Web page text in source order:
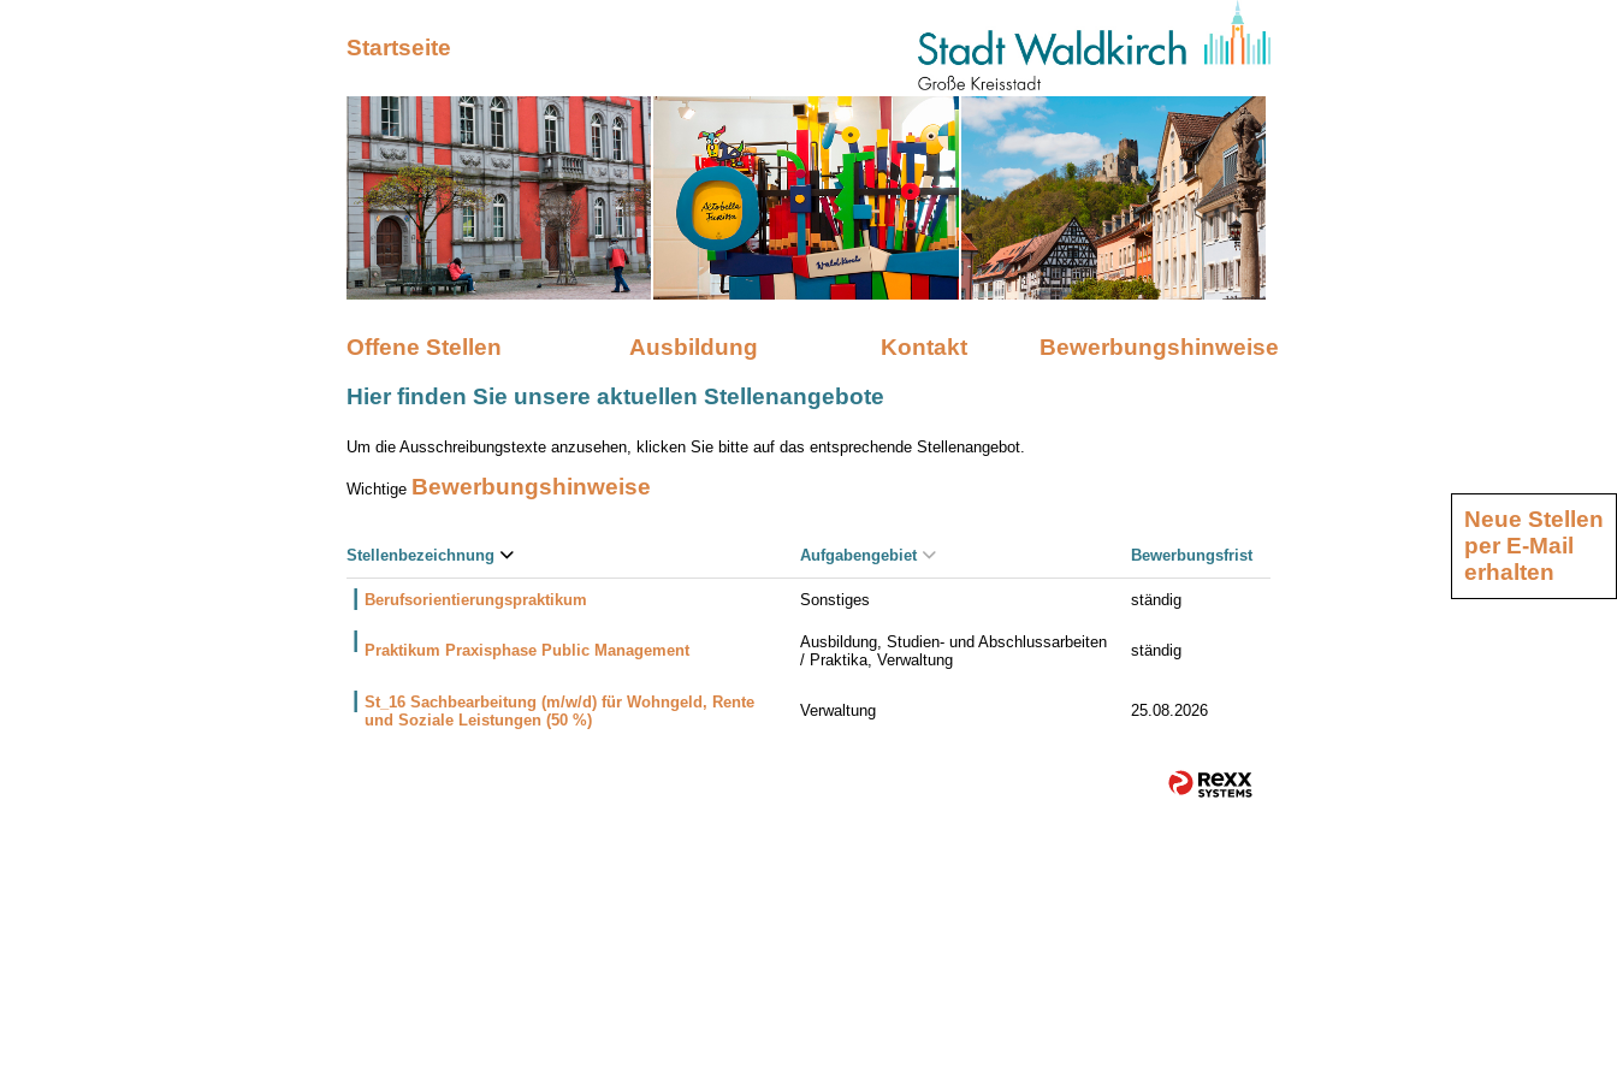
Startseite
Offene Stellen Ausbildung Kontakt
Bewerbungshinweise
Hier finden Sie unsere aktuellen Stellenangebote
Um die Ausschreibungstexte anzusehen, klicken Sie bitte auf das entsprechende Stellenangebot.
Wichtige Bewerbungshinweise
Stellenbezeichnung Aufgabengebiet Bewerbungsfrist
Berufsorientierungspraktikum Sonstiges ständig
Praktikum Praxisphase Public Management
Ausbildung, Studien- und Abschlussarbeiten
/ Praktika, Verwaltung
ständig
St_16 Sachbearbeitung (m/w/d) für Wohngeld, Rente
und Soziale Leistungen (50 %)
Verwaltung 25.08.2026
Neue Stellen
per E-Mail
erhalten